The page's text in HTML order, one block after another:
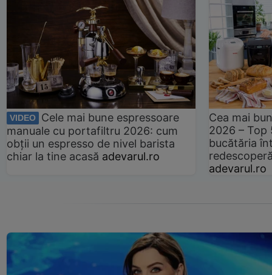
VIDEO
Cele mai bune espressoare
manuale cu portafiltru 2026: cum
obții un espresso de nivel barista
chiar la tine acasă adevarul.ro
Cea mai
2026 –
bucătăria
adevarul.ro